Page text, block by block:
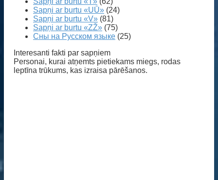
Sapņi ar burtu «UŪ» (24)
Sapņi ar burtu «V» (81)
Sapņi ar burtu «ZŽ» (75)
Сны на Русском языке (25)
Interesanti fakti par sapņiem
Personai, kurai atņemts pietiekams miegs, rodas
leptīna trūkums, kas izraisa pārēšanos.